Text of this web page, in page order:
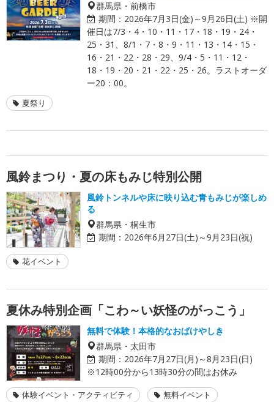
群馬県・前橋市
期間： 2026年7月3日(金)～9月26日(土) ※開
催日は7/3・4・10・11・17・18・19・24・
25・31、8/1・7・8・9・11・13・14・15・
16・21・22・28・29、9/4・5・11・12・
18・19・20・21・22・25・26。ラストオーダ
ー20：00。
夏祭り
風鈴まつり・夏の床もみじ特別公開
風鈴トンネルや床に映り込む青もみじが楽しめ
る
群馬県・桐生市
期間： 2026年6月27日(土)～9月23日(祝)
花イベント
夏休み特別企画「こわ～い妖怪のがっこう」
無料で体験！本格的なおばけやしき
群馬県・太田市
期間： 2026年7月27日(月)～8月23日(日)
※12時00分から13時30分の間はお休み
体験イベント・アクティビティ 無料イベント